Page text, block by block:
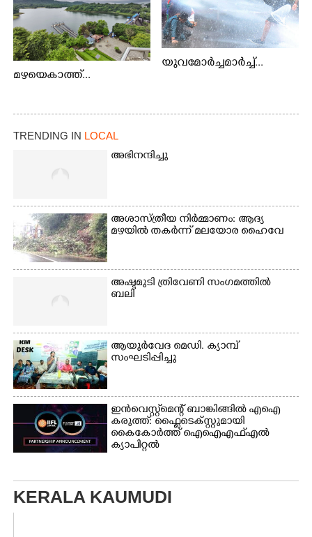
മഴയെകാത്ത്...
യുവമോർച്ചമാർച്ച്...
TRENDING IN LOCAL
അഭിനന്ദിച്ചു
അശാസ്ത്രീയ നിർമ്മാണം: ആദ്യ
മഴയിൽ തകർന്ന് മലയോര ഹൈവേ
അഷ്ടമുടി ത്രിവേണി സംഗമത്തിൽ
ബലി
ആയുർവേദ മെഡി. ക്യാമ്പ്
സംഘടിപ്പിച്ചു
ഇൻവെസ്റ്റ്മെന്റ് ബാങ്കിങ്ങിൽ എഐ
കരുത്ത്: ഫ്ലൈടെക്സ്റ്റുമായി
കൈകോർത്ത് ഐഐഎഫ്എൽ
ക്യാപിറ്റൽ
KERALA KAUMUDI